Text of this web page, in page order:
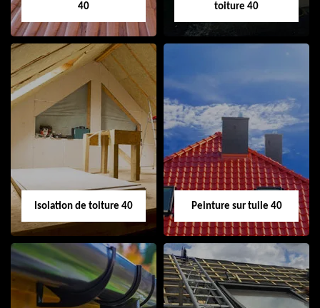
40
Urgence fuite de
toiture 40
toiture 40
Nettoyage
demoussage
toiture 40
Isolation de toiture 40 Peinture sur tuile 40